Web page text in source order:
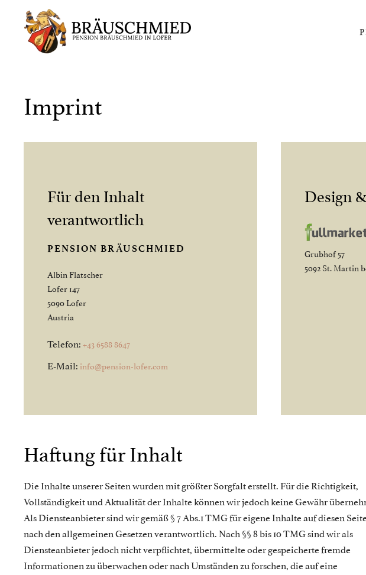
Skip
to
main
Imprint
Für den Inhalt
verantwortlich
PENSION BRÄUSCHMIED
Albin Flatscher
Lofer 147
5090 Lofer
Austria
Telefon:+43 6588 8647
E-Mail: info@pension-lofer.com
Design
Grubhof 57
5092 St. Martin
Haftung für Inhalt
Die Inhalte unserer Seiten wurden mit größter Sorgfalt erstellt. Für die Richtigkeit,
Vollständigkeit und Aktualität der Inhalte können wir jedoch keine Gewähr
Als Diensteanbieter sind wir gemäß § 7 Abs.1 TMG für eigene Inhalte auf diesen
nach den allgemeinen Gesetzen verantwortlich. Nach §§ 8 bis 10 TMG sind wir als
Diensteanbieter jedoch nicht verpflichtet, übermittelte oder gespeicherte fremde
Informationen zu überwachen oder nach Umständen zu forschen, die auf eine